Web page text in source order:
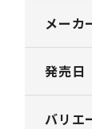
メーカ
発売日
バリエ